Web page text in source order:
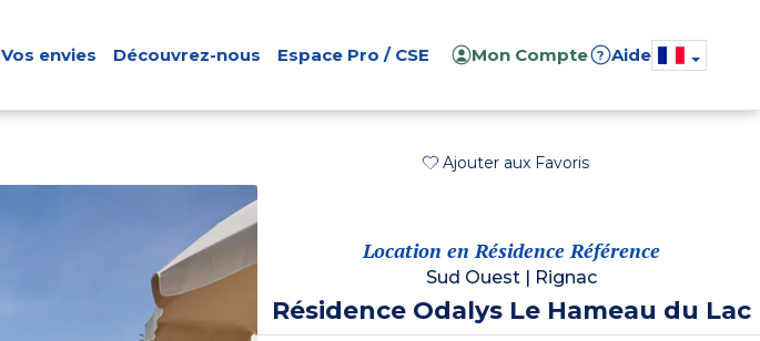
Vos envies Découvrez-nous Espace Pro / CSE Mon Compte ? Aide
Ajouter aux Favoris
Location en Résidence Référence
Sud Ouest Rignac
Résidence Odalys Le Hameau du Lac